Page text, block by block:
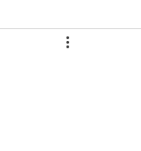
Ertragsteuer